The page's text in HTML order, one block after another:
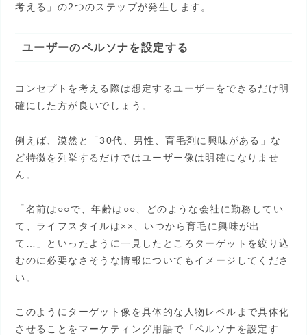
考える」の2つのステップが発生します。
ユーザーのペルソナを設定する
コンセプトを考える際は想定するユーザーをできるだけ明
確にした方が良いでしょう。
例えば、漠然と「30代、男性、育毛剤に興味がある」な
ど特徴を列挙するだけではユーザー像は明確になりませ
ん。
「名前は○○で、年齢は○○、どのような会社に勤務してい
て、ライフスタイルは××、いつから育毛に興味が出
て…」といったように一見したところターゲットを絞り込
むのに必要なさそうな情報についてもイメージしてくださ
い。
このようにターゲット像を具体的な人物レベルまで具体化
させることをマーケティング用語で「ペルソナを設定す